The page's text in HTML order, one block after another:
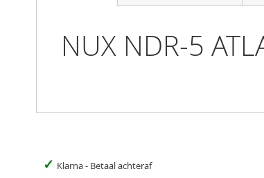
imagesNUX NDR-5
✓ Klarna - Betaal achteraf